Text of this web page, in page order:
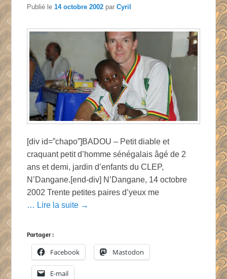
Publié le14 octobre 2002 parCyril
[div id=”chapo”]BADOU – Petit diable et
craquant petit d’homme sénégalais âgé de 2
ans et demi, jardin d’enfants du CLEP,
N’Dangane.[end-div] N’Dangane, 14 octobre
2002 Trente petites paires d’yeux me
… Lire la suite →
Partager :
Facebook Mastodon
E-mail